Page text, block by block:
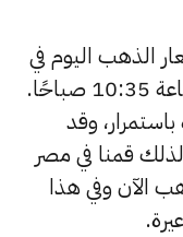
الذهب اليوم في
مصر ليوم الأربعاء 20 أغسطس الساعة 10:35 صباحًا.
وقد
قمنا في مصر
الآن وفي هذا